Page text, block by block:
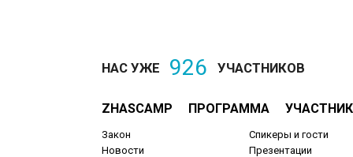
НАС УЖЕ 926 УЧАСТНИКОВ
ZHASCAMP ПРОГРАММА
Закон
Новости
Спикеры и гости
Презентации